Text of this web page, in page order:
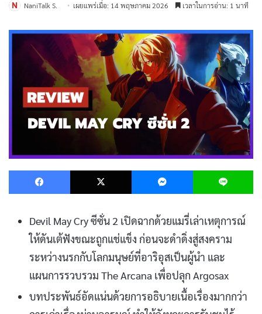
NaniTalk S. เผยแพร่เมื่อ: 14 พฤษภาคม 2026 เวลาในการอ่าน: 1 นาที
Facebook X Messenger
Devil May Cry ซีซั่น 2 เปิดฉากด้วยแมรี่เล่าเหตุการณ์
ให้ดันเต้ฟังขณะถูกแช่แข็ง ก่อนจะดำดิ่งสู่สงคราม
ระหว่างนรกกับโลกมนุษย์ที่อาริอุสเป็นผู้นำ และ
แผนการรวบรวม The Arcana เพื่อปลุก Argosax
บทประพันธ์อัดแน่นด้วยการอธิบายเนื้อเรื่องมากกว่า